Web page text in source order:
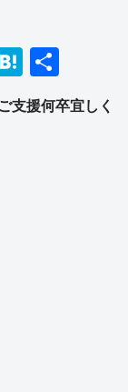
M
H
at
e
有
支援何卒宜しく